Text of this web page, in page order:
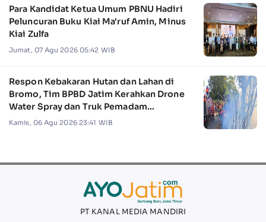
Para Kandidat Ketua Umum PBNU Hadiri
Peluncuran Buku Kiai Ma'ruf Amin, Minus
Kiai Zulfa
Jumat, 07 Agu 2026 05:42 WIB
Respon Kebakaran Hutan dan Lahan di
Bromo, Tim BPBD Jatim Kerahkan Drone
Water Spray dan Truk Pemadam
Kebakaran
Kamis, 06 Agu 2026 23:41 WIB
PT KANAL MEDIA MANDIRI